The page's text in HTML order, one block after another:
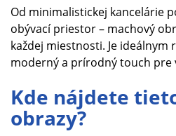
Od minimalistickej kancelárie
obývací priestor – machový
každej miestnosti. Je ideálnym
moderný a prírodný touch pre
Kde nájdete
obrazy?